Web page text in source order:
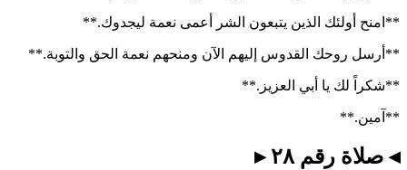
**امنح أولئك الذين يتبعون الشر أعمى نعمة ليجدوك.**
**أرسل روحك القدوس إليهم الآن ومنحهم نعمة الحق والتوبة.**
**شكراً لك يا أبي العزيز.**
**آمين.**
◂ صلاة رقم ٢٨ ▸